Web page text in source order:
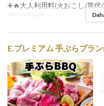
➕🔥大人利用料(火おこし/席
Sipariş Limiti 2 ~
E.プレミアム 手ぶらプラ